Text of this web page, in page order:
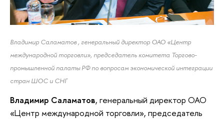
Владимир Саламатов , генеральный директор ОАО «Центр
международной торговли», председатель комитета Торгово-
промышленной палаты РФ по вопросам экономической интеграции
стран ШОС и СНГ
Владимир Саламатов, генеральный директор ОАО
«Центр международной торговли», председатель